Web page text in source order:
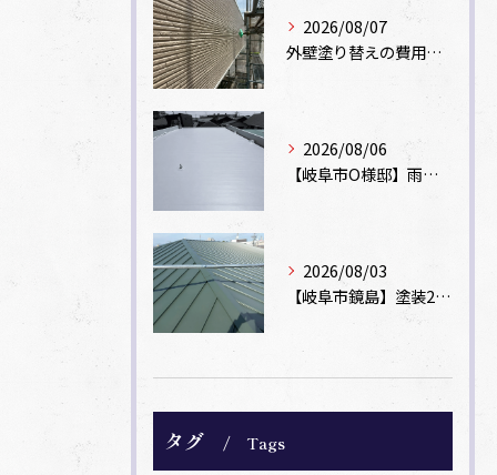
2026/08/07
外壁塗り替えの費用相場は？坪数別の価格目安と安く抑えるコツ【一級塗装士解説】
2026/08/06
【岐阜市O様邸】雨漏りを解消！塩ビシート機械固定工法による屋根防水工事
2026/08/03
【岐阜市鏡島】塗装2回のカラーベスト屋根をカバー工法でガルバリウム鋼板に改修！
タグ Tags